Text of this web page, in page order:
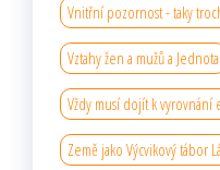
Vnitřní pozornost - taky
Vztahy žen a mužů a Jednota
Vždy musí dojít k
Země jako Výcvikový tábor